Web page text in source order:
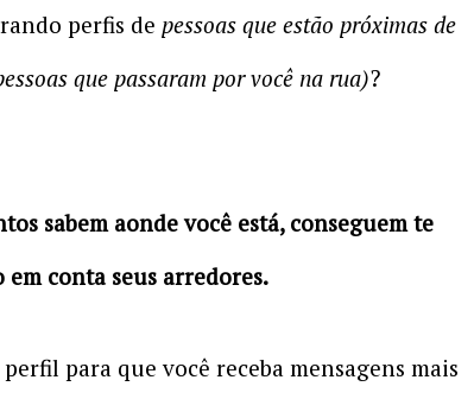
perfis de pessoas que estão próximas de
que passaram por você na rua)?
sabem aonde você está, conseguem te
conta seus arredores.
para que você receba mensagens mais